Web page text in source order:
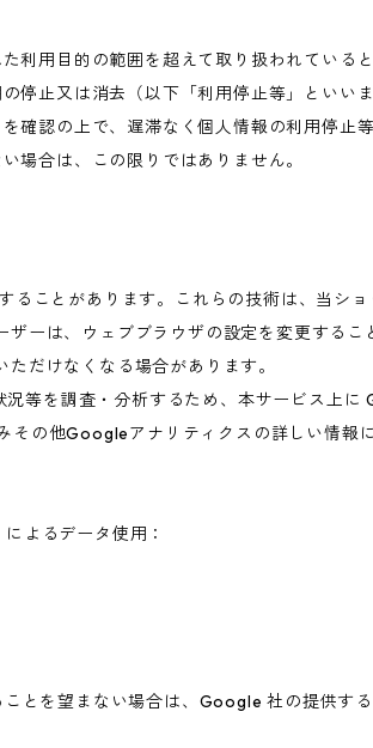
利用目的の範囲を超えて取り扱われている
停止又は消去（以下「利用停止等」といい
確認の上で、遅滞なく個人情報の利用停止
場合は、この限りではありません。
ことがあります。これらの技術は、当シ
ーは、ウェブブラウザの設定を変更する
だけなくなる場合があります。
等を調査・分析するため、本サービス上
の他Googleアナリティクスの詳しい情報
よるデータ使用：
とを望まない場合は、Google 社の提供す